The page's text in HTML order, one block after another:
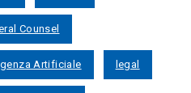
Counsel
Artificiale legal